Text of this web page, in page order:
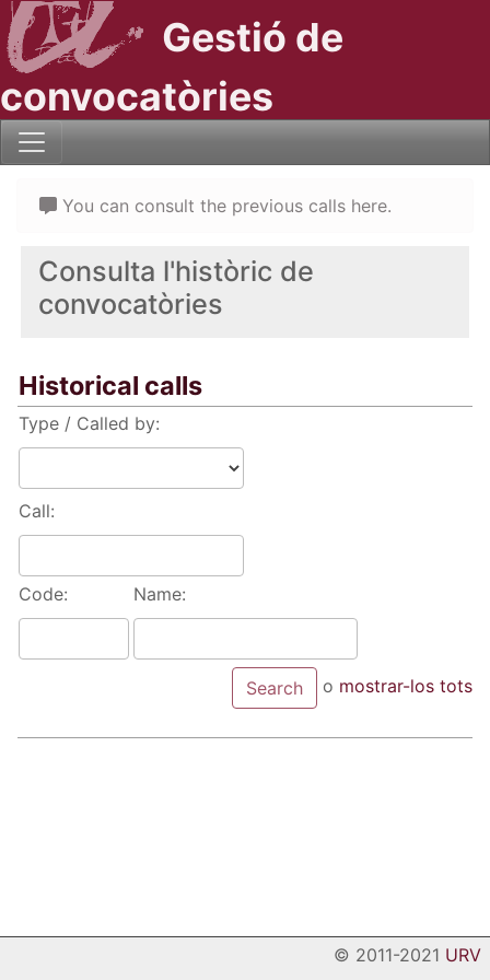
Gestió de
convocatòries
Consulta l'històric de
convocatòries
Historical calls
Type / Called by:
Call:
Code: Name:
o mostrar-los tots
You can consult the previous calls here.
© 2011-2021 URV